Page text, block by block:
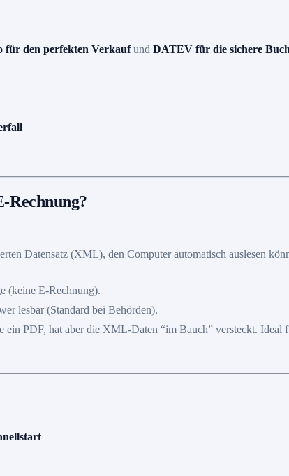
für den perfekten Verkaufund DATEV für die sichere
Rechnung?
Datensatz (XML), den Computer automatisch auslesen
(keine E-Rechnung).
lesbar (Standard bei Behörden).
PDF, hat aber die XML-Daten “im Bauch” versteckt. Ideal